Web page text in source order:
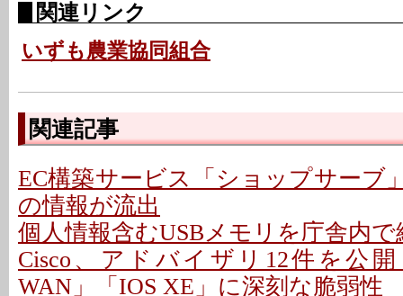
関連リンク
いずも農業協同組合
関連記事
EC構築サービス「ショップサーブ
の情報が流出
個人情報含むUSBメモリを庁舎内で
Cisco、アドバイザリ12件を公開
WAN」「IOS XE」に深刻な脆弱性